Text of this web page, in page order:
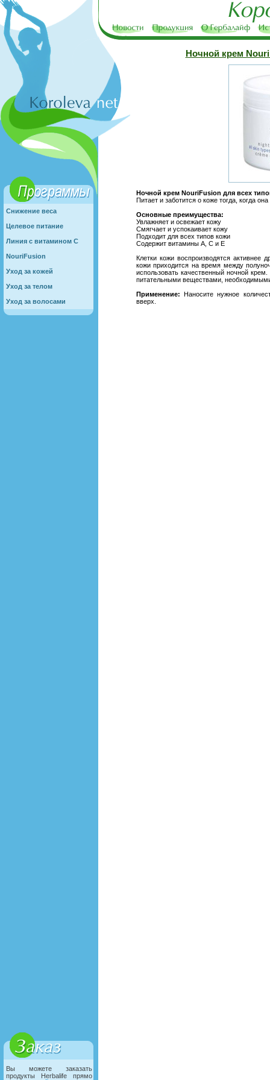
Снижение веса
Целевое питание
Линия с витамином С
NouriFusion
Уход за кожей
Уход за телом
Уход за волосами
Вы можете заказать
продукты Herbalife прямо
Ночной крем
Ночной крем NouriFusion для всех
Питает и заботится о коже тогда, когда
Основные преимущества:
Увлажняет и освежает кожу
Смягчает и успокаивает кожу
Подходит для всех типов кожи
Содержит витамины А, С и Е
Клетки кожи воспроизводятся активнее
кожи приходится на время между
использовать качественный ночной
питательными веществами,
Применение: Наносите нужное
вверх.